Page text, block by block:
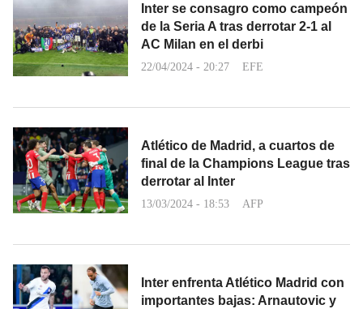
Inter se consagro como campeón
de la Seria A tras derrotar 2-1 al
AC Milan en el derbi
22/04/2024 - 20:27 EFE
Atlético de Madrid, a cuartos de
final de la Champions League tras
derrotar al Inter
13/03/2024 - 18:53 AFP
Inter enfrenta Atlético Madrid con
importantes bajas: Arnautovic y